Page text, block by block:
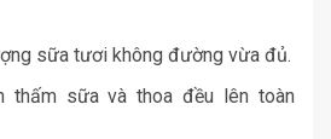
sữa tươi không đường vừa đủ.
thấm sữa và thoa đều lên toàn